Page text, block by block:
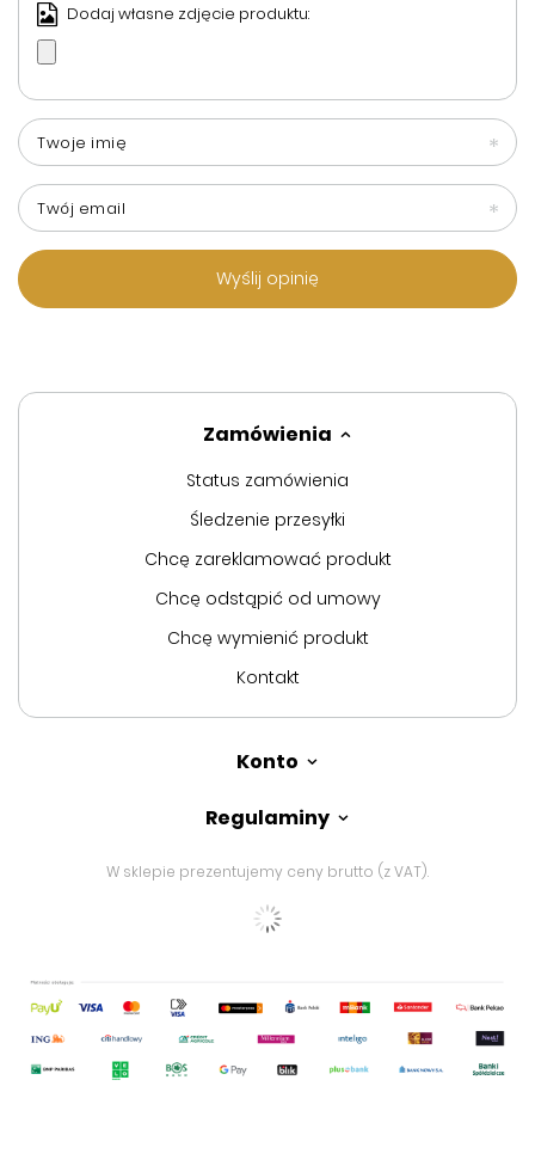
Dodaj własne zdjęcie produktu:
Twoje imię
Twój email
Wyślij opinię
Zamówienia
Status zamówienia
Śledzenie przesyłki
Chcę zareklamować produkt
Chcę odstąpić od umowy
Chcę wymienić produkt
Kontakt
Konto
Regulaminy
W sklepie prezentujemy ceny brutto (z VAT).